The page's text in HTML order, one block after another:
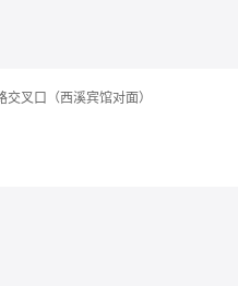
叉口（西溪宾馆对面）